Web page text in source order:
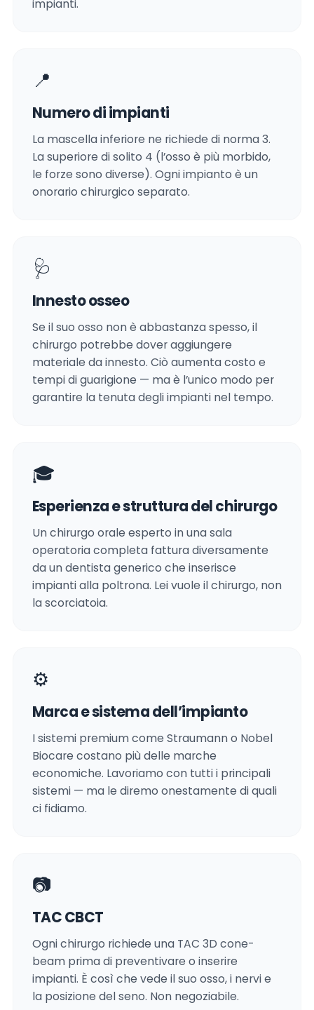
impianti.
📍
Numero di impianti
La mascella inferiore ne richiede di norma 3.
La superiore di solito 4 (l’osso è più morbido,
le forze sono diverse). Ogni impianto è un
onorario chirurgico separato.
🩺
Innesto osseo
Se il suo osso non è abbastanza spesso, il
chirurgo potrebbe dover aggiungere
materiale da innesto. Ciò aumenta costo e
tempi di guarigione — ma è l’unico modo per
garantire la tenuta degli impianti nel tempo.
🎓
Esperienza e struttura del chirurgo
Un chirurgo orale esperto in una sala
operatoria completa fattura diversamente
da un dentista generico che inserisce
impianti alla poltrona. Lei vuole il chirurgo, non
la scorciatoia.
⚙️
Marca e sistema dell’impianto
I sistemi premium come Straumann o Nobel
Biocare costano più delle marche
economiche. Lavoriamo con tutti i principali
sistemi — ma le diremo onestamente di quali
ci fidiamo.
📷
TAC CBCT
Ogni chirurgo richiede una TAC 3D cone-
beam prima di preventivare o inserire
impianti. È così che vede il suo osso, i nervi e
la posizione del seno. Non negoziabile.